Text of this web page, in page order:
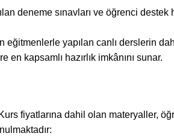
deneme sınavları ve öğrenci destek
eğitmenlerle yapılan canlı derslerin
kapsamlı hazırlık imkânını sunar.
fiyatlarına dahil olan materyaller,